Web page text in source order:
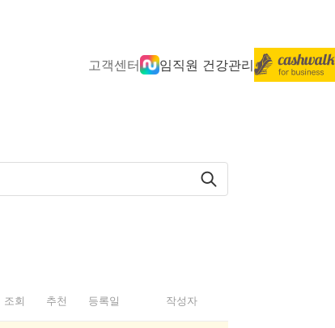
고객센터 임직원 건강관리
조회 추천 등록일 작성자